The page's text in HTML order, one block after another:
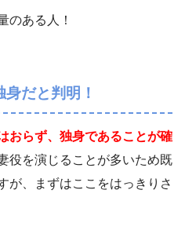
のある人！
だと判明！
おらず、独身であることが確
役を演じることが多いため既
が、まずはここをはっきりさ